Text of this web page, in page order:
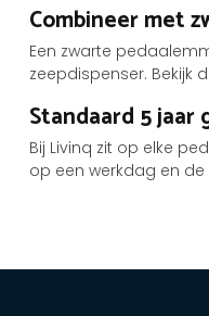
Combineer met
Een zwarte
zeepdispenser. Bekijk
Standaard 5 jaar
Bij Livinq zit op elke
op een werkdag en